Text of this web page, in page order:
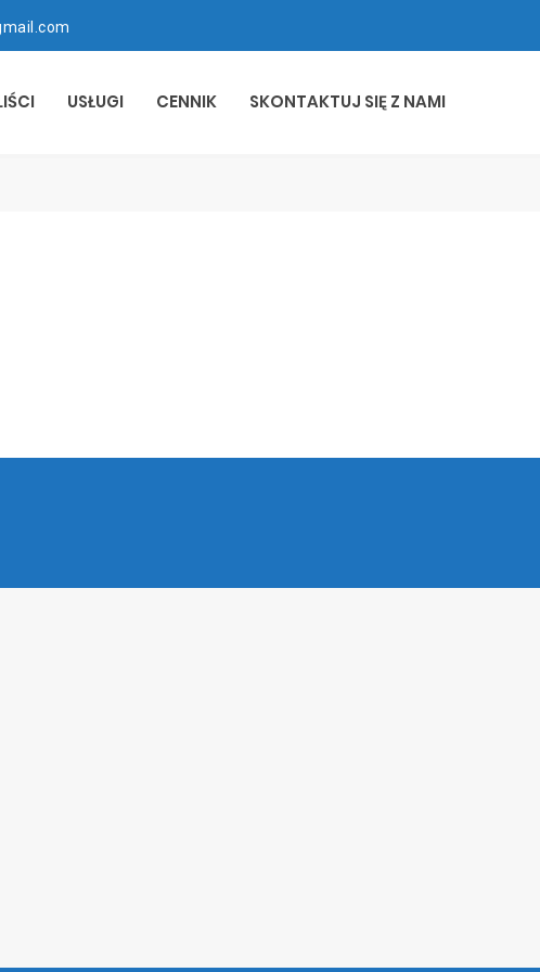
USŁUGI CENNIK SKONTAKTUJ SIĘ Z NAMI